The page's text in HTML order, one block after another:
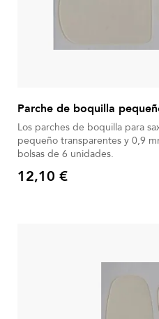
Parche de boquilla
Los parches de boquilla para
pequeño transparentes y 0,9
bolsas de 6 unidades.
Precio
12,10 €